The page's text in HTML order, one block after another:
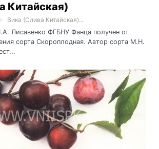
Китайская)
Вика (Слива Китайская)...
Лисавенко ФГБНУ Фанца получен от
сорта Скороплодная. Автор сорта М.Н.